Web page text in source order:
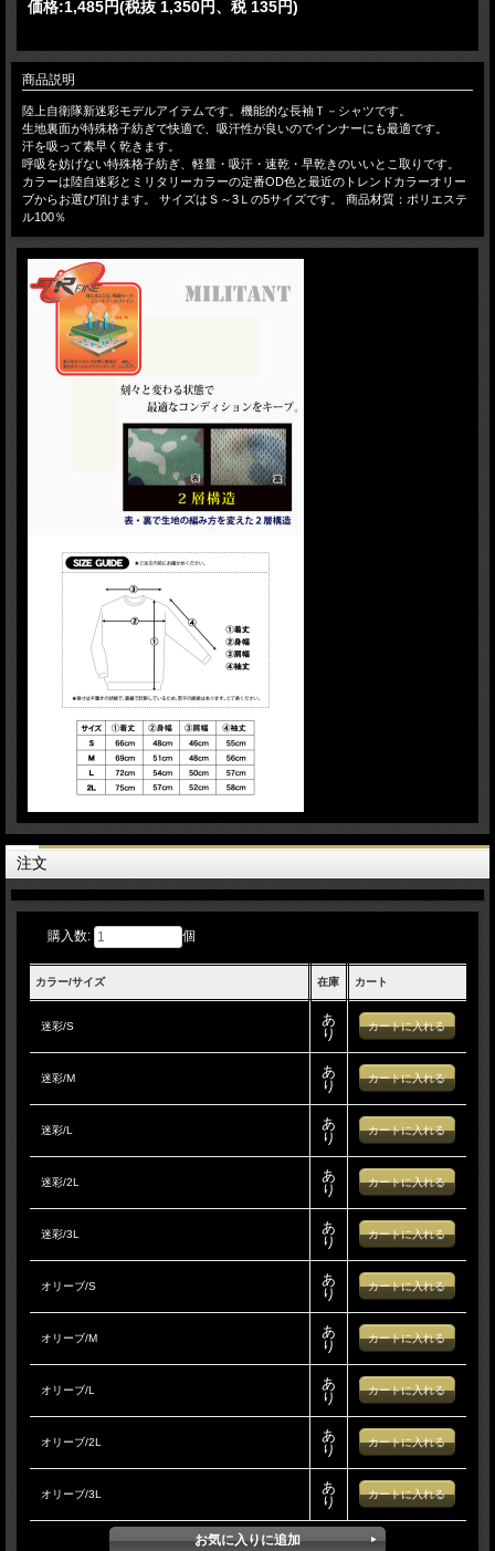
価格:1,485円(税抜 1,350円、税 135円)
商品説明
陸上自衛隊新迷彩モデルアイテムです。機能的な長袖Ｔ－シャツです。
生地裏面が特殊格子紡ぎで快適で、吸汗性が良いのでインナーにも最適です。
汗を吸って素早く乾きます。
呼吸を妨げない特殊格子紡ぎ、軽量・吸汗・速乾・早乾きのいいとこ取りです。
カラーは陸自迷彩とミリタリーカラーの定番OD色と最近のトレンドカラーオリー
ブからお選び頂けます。 サイズはＳ～3Ｌの5サイズです。 商品材質：ポリエステ
ル100％
注文
購入数: 個
カラー/サイズ 在庫 カート
迷彩/S
あ
り
迷彩/M
あ
り
迷彩/L
あ
り
迷彩/2L
あ
り
迷彩/3L
あ
り
オリーブ/S
あ
り
オリーブ/M
あ
り
オリーブ/L
あ
り
オリーブ/2L
あ
り
オリーブ/3L
あ
り